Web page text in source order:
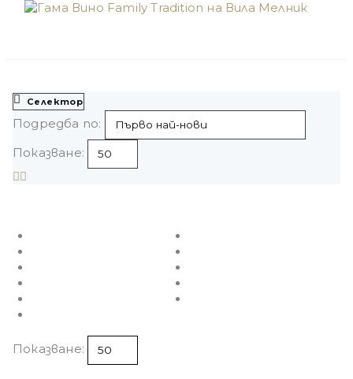
Селектор
Подредба по:
Показване:
Показване: